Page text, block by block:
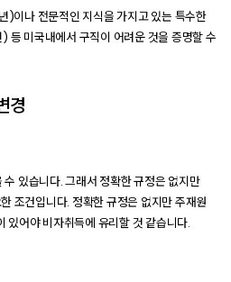
)이나 전문적인 지식을 가지고 있는 특수한
등 미국내에서 구직이 어려운 것을 증명할 수
경
있습니다. 그래서 정확한 규정은 없지만
조건입니다. 정확한 규정은 없지만 주재원
있어야 비자취득에 유리할 것 같습니다.